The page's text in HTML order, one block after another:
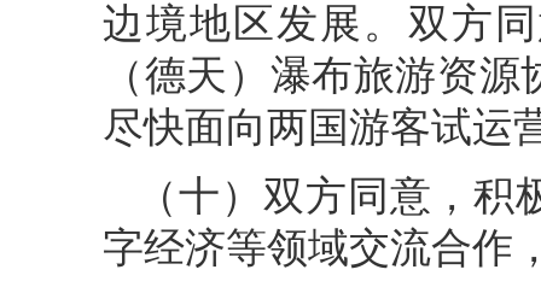
边境地区发展。双方
（德天）瀑布旅游资
尽快面向两国游客试运
（十）双方同意，
字经济等领域交流合作